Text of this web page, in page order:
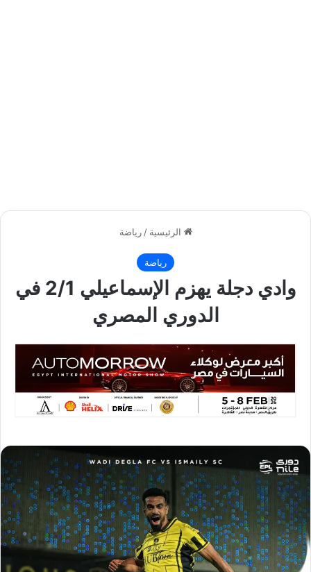
الرئيسية / رياضة
رياضة
وادي دجلة يهزم الإسماعيلي 2/1 في
الدوري المصري